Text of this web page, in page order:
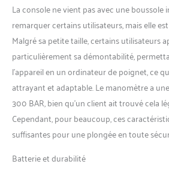
La console ne vient pas avec une boussole
remarquer certains utilisateurs, mais elle
Malgré sa petite taille, certains utilisateurs
particulièrement sa démontabilité,
l’appareil en un ordinateur de poignet, ce
attrayant et adaptable. Le manomètre a
300 BAR, bien qu’un client ait trouvé cela
Cependant, pour beaucoup, ces
suffisantes pour une plongée en toute
Batterie et durabilité